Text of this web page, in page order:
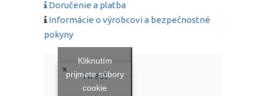
spoluhláskach
zľavou
Doručenie a platba
Informácie o výrobcovi a bezpečnostné
pokyny
Tweet
Kliknutím
prijmete súbory
cookie